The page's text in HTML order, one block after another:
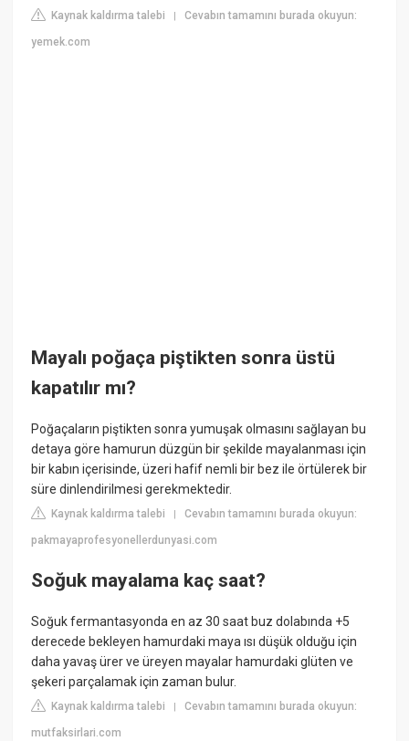
Kaynak kaldırma talebi |Cevabın tamamını burada okuyun:
yemek.com
Mayalı poğaça piştikten sonra üstü
kapatılır mı?
Poğaçaların piştikten sonra yumuşak olmasını sağlayan bu
detaya göre hamurun düzgün bir şekilde mayalanması için
bir kabın içerisinde, üzeri hafif nemli bir bez ile örtülerek bir
süre dinlendirilmesi gerekmektedir.
Kaynak kaldırma talebi |Cevabın tamamını burada okuyun:
pakmayaprofesyonellerdunyasi.com
Soğuk mayalama kaç saat?
Soğuk fermantasyonda en az 30 saat buz dolabında +5
derecede bekleyen hamurdaki maya ısı düşük olduğu için
daha yavaş ürer ve üreyen mayalar hamurdaki glüten ve
şekeri parçalamak için zaman bulur.
Kaynak kaldırma talebi |Cevabın tamamını burada okuyun:
mutfaksirlari.com